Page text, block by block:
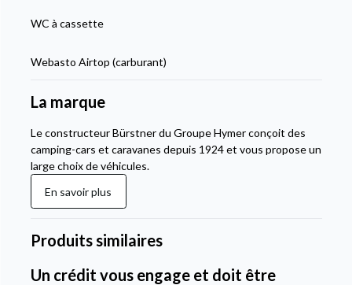
WC à cassette
Webasto Airtop (carburant)
La marque
Le constructeur Bürstner du Groupe Hymer conçoit des
camping-cars et caravanes depuis 1924 et vous propose un
large choix de véhicules.
En savoir plus
Produits similaires
Un crédit vous engage et doit être